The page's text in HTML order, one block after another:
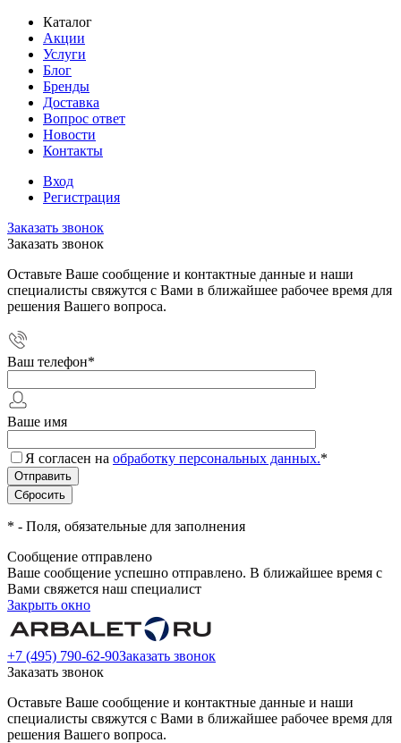
Каталог
Акции
Услуги
Блог
Бренды
Доставка
Вопрос ответ
Новости
Контакты
Вход
Регистрация
Заказать звонок
Заказать звонок
Оставьте Ваше сообщение и контактные данные и наши
специалисты свяжутся с Вами в ближайшее рабочее время для
решения Вашего вопроса.
Ваш телефон*
Ваше имя
Я согласен на обработку персональных данных.*
* - Поля, обязательные для заполнения
Сообщение отправлено
Ваше сообщение успешно отправлено. В ближайшее время с
Вами свяжется наш специалист
Закрыть окно
+7 (495) 790-62-90Заказать звонок
Заказать звонок
Оставьте Ваше сообщение и контактные данные и наши
специалисты свяжутся с Вами в ближайшее рабочее время для
решения Вашего вопроса.